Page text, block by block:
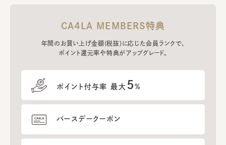
CA4LA MEMBERS特典
年間のお買い上げ金額(税抜)に応じた会員ランクで、
ポイント還元率や特典がアップグレード。
ポイント付与率 最大 5%
バースデークーポン